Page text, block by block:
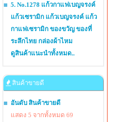
5. No.1278 แก้วกาแฟเบญจรงค์
แก้วเซรามิก แก้วเบญจรงค์ แก้ว
กาแฟเซรามิก ของขวัญ ของที่
ระลึกไทย กล่องผ้าไหม
ดูสินค้าแนะนำทั้งหมด..
สินค้าขายดี
อันดับ สินค้าขายดี
แสดง 5 จากทั้งหมด 69